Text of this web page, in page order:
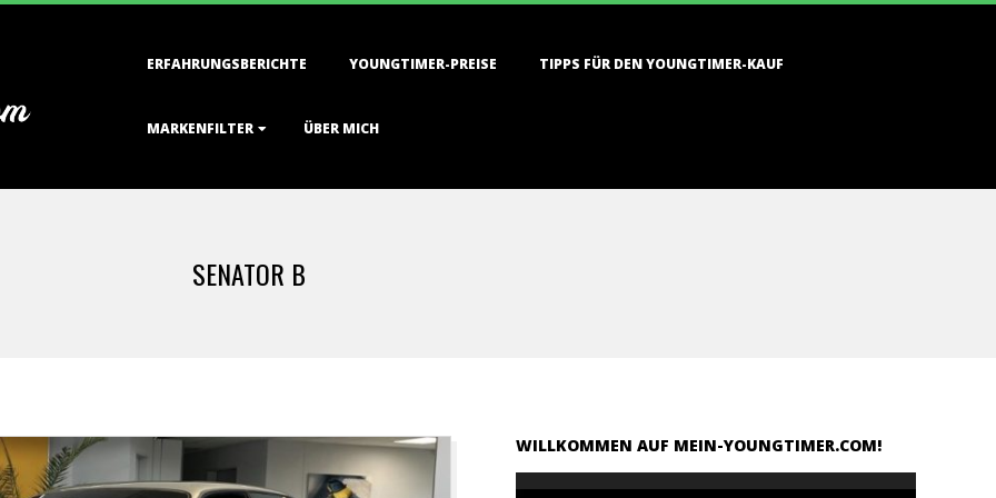
ERFAHRUNGSBERICHTE YOUNGTIMER-PREISE TIPPS FÜR DEN YOUNGTIMER-KAUF
MARKENFILTER ÜBER MICH
SENATOR B
WILLKOMMEN AUF MEIN-YOUNGTIMER.COM!
Video-